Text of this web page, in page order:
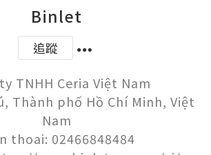
Binlet
追蹤
TNHH Ceria Việt Nam
Thành phố Hồ Chí Minh, Việt
Nam
thoai: 02466848484